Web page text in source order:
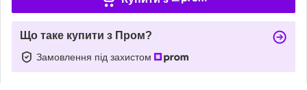
Що таке купити з Пром?
Замовлення під захистом